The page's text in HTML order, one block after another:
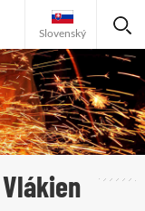
Slovenský